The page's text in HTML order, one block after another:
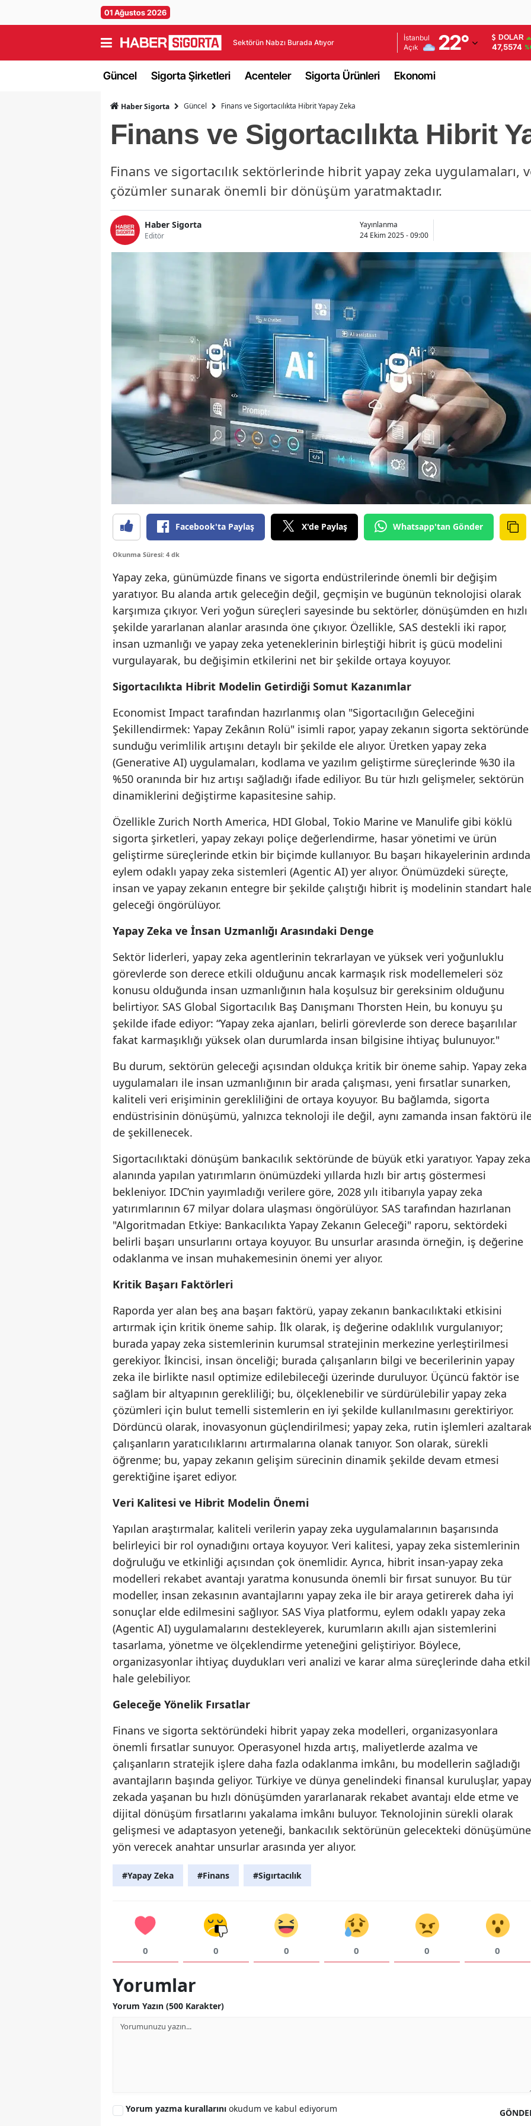
01 Ağustos 2026
Sektörün Nabzı Burada Atıyor
İstanbul
Açık
22°
Adana
Adıyaman
Afyonkarahisar
Amasya
Antalya
Aydın
Balıkesir
Bilecik
Bingöl
Bitlis
Bolu
Burdur
Bursa
Çanakkale
Çankırı
Çorum
Denizli
Diyarbakır
Elazığ
Erzincan
Erzurum
Eskişehir
Gaziantep
Gümüşhane
Hatay
Isparta
İstanbul
İzmir
Kars
Kırklareli
Kırşehir
Kocaeli
Malatya
Manisa
Mardin
Muğla
Muş
Nevşehir
Sakarya
Samsun
Siirt
Sinop
Sivas
Tekirdağ
Şanlıurfa
Uşak
Van
Yozgat
Zonguldak
Aksaray
Kırıkkale
Batman
Şırnak
Bartın
Ardahan
Kilis
Osmaniye
DOLAR
47,5574
Güncel Sigorta Şirketleri Acenteler Sigorta Ürünleri Ekonomi
Haber Sigorta Güncel Finans ve Sigortacılıkta Hibrit Yapay Zeka
Finans ve Sigortacılıkta Hibrit
Finans ve sigortacılık sektörlerinde hibrit yapay zeka
çözümler sunarak önemli bir dönüşüm yaratmaktadır.
Haber Sigorta
Editör
Yayınlanma
24 Ekim 2025 - 09:00
Facebook'ta Paylaş X'de Paylaş Whatsapp'tan Gönder
Okunma Süresi: 4 dk
Yapay zeka, günümüzde finans ve sigorta endüstrilerinde önemli bir değişim
yaratıyor. Bu alanda artık geleceğin değil, geçmişin ve bugünün teknolojisi olarak
karşımıza çıkıyor. Veri yoğun süreçleri sayesinde bu sektörler, dönüşümden en hızlı
şekilde yararlanan alanlar arasında öne çıkıyor. Özellikle, SAS destekli iki rapor,
insan uzmanlığı ve yapay zeka yeteneklerinin birleştiği hibrit iş gücü modelini
vurgulayarak, bu değişimin etkilerini net bir şekilde ortaya koyuyor.
Sigortacılıkta Hibrit Modelin Getirdiği Somut Kazanımlar
Economist Impact tarafından hazırlanmış olan "Sigortacılığın Geleceğini
Şekillendirmek: Yapay Zekânın Rolü" isimli rapor, yapay zekanın sigorta sektöründe
sunduğu verimlilik artışını detaylı bir şekilde ele alıyor. Üretken yapay zeka
(Generative AI) uygulamaları, kodlama ve yazılım geliştirme süreçlerinde %30 ila
%50 oranında bir hız artışı sağladığı ifade ediliyor. Bu tür hızlı gelişmeler, sektörün
dinamiklerini değiştirme kapasitesine sahip.
Özellikle Zurich North America, HDI Global, Tokio Marine ve Manulife gibi köklü
sigorta şirketleri, yapay zekayı poliçe değerlendirme, hasar yönetimi ve ürün
geliştirme süreçlerinde etkin bir biçimde kullanıyor. Bu başarı hikayelerinin
eylem odaklı yapay zeka sistemleri (Agentic AI) yer alıyor. Önümüzdeki süreçte,
insan ve yapay zekanın entegre bir şekilde çalıştığı hibrit iş modelinin standart
geleceği öngörülüyor.
Yapay Zeka ve İnsan Uzmanlığı Arasındaki Denge
Sektör liderleri, yapay zeka agentlerinin tekrarlayan ve yüksek veri yoğunluklu
görevlerde son derece etkili olduğunu ancak karmaşık risk modellemeleri söz
konusu olduğunda insan uzmanlığının hala koşulsuz bir gereksinim olduğunu
belirtiyor. SAS Global Sigortacılık Baş Danışmanı Thorsten Hein, bu konuyu şu
şekilde ifade ediyor: “Yapay zeka ajanları, belirli görevlerde son derece başarılılar
fakat karmaşıklığı yüksek olan durumlarda insan bilgisine ihtiyaç bulunuyor."
Bu durum, sektörün geleceği açısından oldukça kritik bir öneme sahip. Yapay zeka
uygulamaları ile insan uzmanlığının bir arada çalışması, yeni fırsatlar sunarken,
kaliteli veri erişiminin gerekliliğini de ortaya koyuyor. Bu bağlamda, sigorta
endüstrisinin dönüşümü, yalnızca teknoloji ile değil, aynı zamanda insan faktörü
de şekillenecek.
Sigortacılıktaki dönüşüm bankacılık sektöründe de büyük etki yaratıyor. Yapay zeka
alanında yapılan yatırımların önümüzdeki yıllarda hızlı bir artış göstermesi
bekleniyor. IDC’nin yayımladığı verilere göre, 2028 yılı itibarıyla yapay zeka
yatırımlarının 67 milyar dolara ulaşması öngörülüyor. SAS tarafından hazırlanan
"Algoritmadan Etkiye: Bankacılıkta Yapay Zekanın Geleceği" raporu, sektördeki
belirli başarı unsurlarını ortaya koyuyor. Bu unsurlar arasında örneğin, iş değerine
odaklanma ve insan muhakemesinin önemi yer alıyor.
Kritik Başarı Faktörleri
Raporda yer alan beş ana başarı faktörü, yapay zekanın bankacılıktaki etkisini
artırmak için kritik öneme sahip. İlk olarak, iş değerine odaklılık vurgulanıyor;
burada yapay zeka sistemlerinin kurumsal stratejinin merkezine yerleştirilmesi
gerekiyor. İkincisi, insan önceliği; burada çalışanların bilgi ve becerilerinin yapay
zeka ile birlikte nasıl optimize edilebileceği üzerinde duruluyor. Üçüncü faktör ise
sağlam bir altyapının gerekliliği; bu, ölçeklenebilir ve sürdürülebilir yapay zeka
çözümleri için bulut temelli sistemlerin en iyi şekilde kullanılmasını gerektiriyor.
Dördüncü olarak, inovasyonun güçlendirilmesi; yapay zeka, rutin işlemleri
çalışanların yaratıcılıklarını artırmalarına olanak tanıyor. Son olarak, sürekli
öğrenme; bu, yapay zekanın gelişim sürecinin dinamik şekilde devam etmesi
gerektiğine işaret ediyor.
Veri Kalitesi ve Hibrit Modelin Önemi
Yapılan araştırmalar, kaliteli verilerin yapay zeka uygulamalarının başarısında
belirleyici bir rol oynadığını ortaya koyuyor. Veri kalitesi, yapay zeka sistemlerinin
doğruluğu ve etkinliği açısından çok önemlidir. Ayrıca, hibrit insan-yapay zeka
modelleri rekabet avantajı yaratma konusunda önemli bir fırsat sunuyor. Bu tür
modeller, insan zekasının avantajlarını yapay zeka ile bir araya getirerek daha iyi
sonuçlar elde edilmesini sağlıyor. SAS Viya platformu, eylem odaklı yapay zeka
(Agentic AI) uygulamalarını destekleyerek, kurumların akıllı ajan sistemlerini
tasarlama, yönetme ve ölçeklendirme yeteneğini geliştiriyor. Böylece,
organizasyonlar ihtiyaç duydukları veri analizi ve karar alma süreçlerinde daha
hale gelebiliyor.
Geleceğe Yönelik Fırsatlar
Finans ve sigorta sektöründeki hibrit yapay zeka modelleri, organizasyonlara
önemli fırsatlar sunuyor. Operasyonel hızda artış, maliyetlerde azalma ve
çalışanların stratejik işlere daha fazla odaklanma imkânı, bu modellerin sağladığı
avantajların başında geliyor. Türkiye ve dünya genelindeki finansal kuruluşlar, yapay
zekada yaşanan bu hızlı dönüşümden yararlanarak rekabet avantajı elde etme ve
dijital dönüşüm fırsatlarını yakalama imkânı buluyor. Teknolojinin sürekli olarak
gelişmesi ve adaptasyon yeteneği, bankacılık sektörünün gelecekteki dönüşümüne
yön verecek anahtar unsurlar arasında yer alıyor.
#Yapay Zeka #Finans #Sigırtacılık
0 0 0 0 0 0
Yorumlar
Yorum Yazın (500 Karakter)
Yorum yazma kurallarını okudum ve kabul ediyorum